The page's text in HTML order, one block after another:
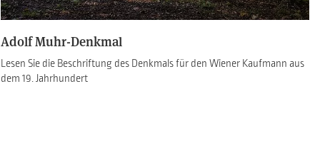
Adolf Muhr-Denkmal
Lesen Sie die Beschriftung des Denkmals für den Wiener Kaufmann aus
dem 19. Jahrhundert